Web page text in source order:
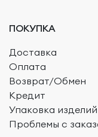
ПОКУПКА
Доставка
Оплата
Возврат/Обмен
Кредит
Упаковка изделий
Проблемы с